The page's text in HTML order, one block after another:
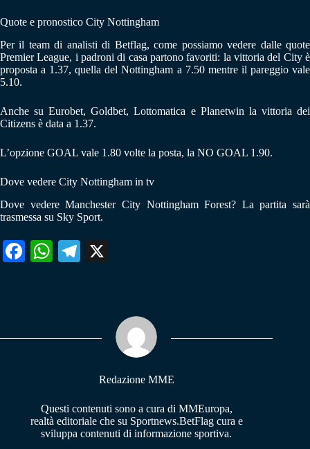
Quote e pronostico City Nottingham
Per il team di analisti di Betflag, come possiamo vedere dalle quote
Premier League, i padroni di casa partono favoriti: la vittoria del City è
proposta a 1.37, quella del Nottingham a 7.50 mentre il pareggio vale
5.10.
Anche su Eurobet, Goldbet, Lottomatica e Planetwin la vittoria dei
Citizens è data a 1.37.
L’opzione GOAL vale 1.80 volte la posta, la NO GOAL 1.90.
Dove vedere City Nottingham in tv
Dove vedere Manchester City Nottingham Forest? La partita sarà
trasmessa su Sky Sport.
Fa W
pp
Te
m
Redazione MME
Questi contenuti sono a cura di MMEuropa,
realtà editoriale che su Sportnews.BetFlag cura e
sviluppa contenuti di informazione sportiva.